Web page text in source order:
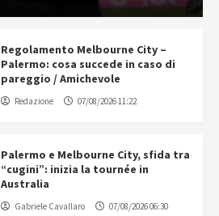
Regolamento Melbourne City –
Palermo: cosa succede in caso di
pareggio / Amichevole
Redazione 07/08/2026 11:22
Palermo e Melbourne City, sfida tra
“cugini”: inizia la tournée in
Australia
Gabriele Cavallaro 07/08/2026 06:30